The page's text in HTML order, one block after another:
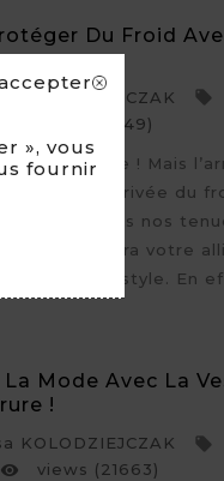
», vous
fournir
Du Froid
KOLODZIEJCZAK 
views (3049)
à Lille ! Mais
l'arrivée du
élégance dans nos
fourrure sera votre
votre style. En
Mode Avec La
!
KOLODZIEJCZAK 
 views (21663)